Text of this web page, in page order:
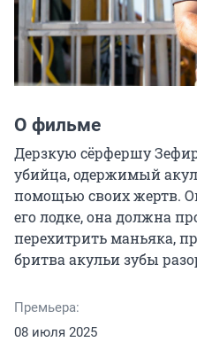
О фильме
Дерзкую сёрфершу
убийца, одержимый
помощью своих жертв.
его лодке, она должна
перехитрить маньяка,
бритва акульи зубы
Премьера:
08 июля 2025